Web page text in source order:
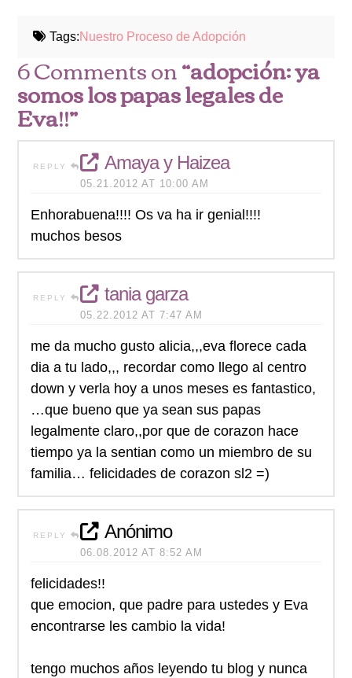
Tags:Nuestro Proceso de Adopción
6 Comments on“adopción: ya
somos los papas legales de
Eva!!”
REPLY Amaya y Haizea
05.21.2012 AT 10:00 AM
Enhorabuena!!!! Os va ha ir genial!!!!
muchos besos
REPLY tania garza
05.22.2012 AT 7:47 AM
me da mucho gusto alicia,,,eva florece cada
dia a tu lado,,, recordar como llego al centro
down y verla hoy a unos meses es fantastico,
…que bueno que ya sean sus papas
legalmente claro,,por que de corazon hace
tiempo ya la sentian como un miembro de su
familia… felicidades de corazon sl2 =)
REPLY Anónimo
06.08.2012 AT 8:52 AM
felicidades!!
que emocion, que padre para ustedes y Eva
encontrarse les cambio la vida!
tengo muchos años leyendo tu blog y nunca